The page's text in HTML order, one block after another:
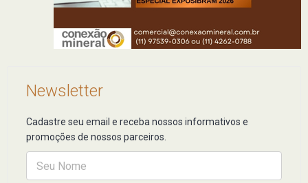
Newsletter
Cadastre seu email e receba nossos informativos e
promoções de nossos parceiros.